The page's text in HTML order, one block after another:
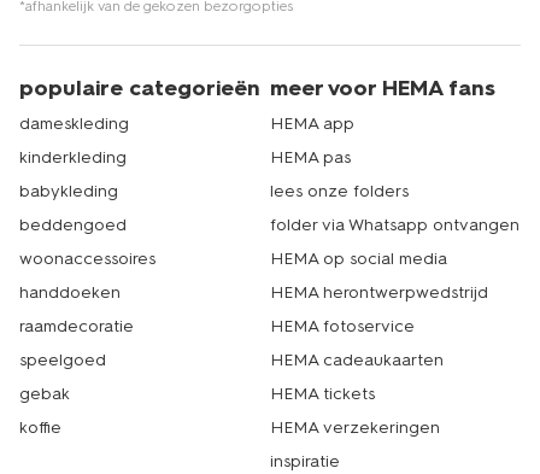
*afhankelijk van de gekozen bezorgopties
populaire categorieën
dameskleding
kinderkleding
babykleding
beddengoed
woonaccessoires
handdoeken
raamdecoratie
speelgoed
gebak
koffie
meer voor HEMA fans
HEMA app
HEMA pas
lees onze folders
folder via Whatsapp ontvangen
HEMA op social media
HEMA herontwerpwedstrijd
HEMA fotoservice
HEMA cadeaukaarten
HEMA tickets
HEMA verzekeringen
inspiratie